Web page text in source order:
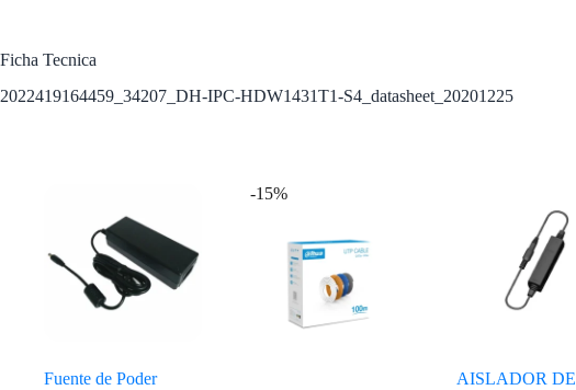
Ficha Tecnica
2022419164459_34207_DH-IPC-HDW1431T1-S4_datasheet_20201225
Fuente de Poder
-15%
AISLADOR DE